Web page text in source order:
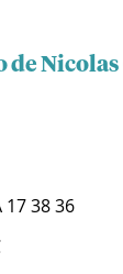
Nicolas
17 38 36